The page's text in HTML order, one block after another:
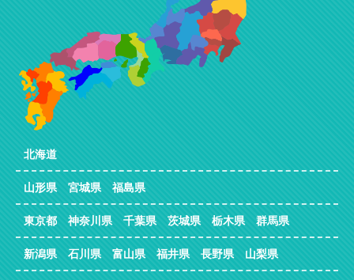
北海道
山形県 宮城県 福島県
東京都 神奈川県 千葉県 茨城県 栃木県 群馬県
新潟県 石川県 富山県 福井県 長野県 山梨県